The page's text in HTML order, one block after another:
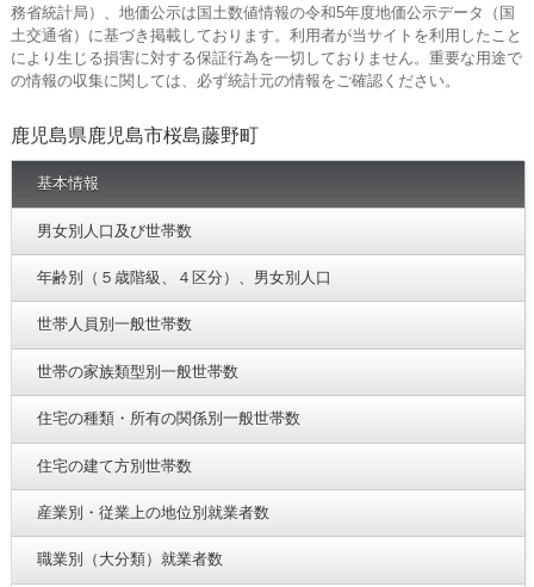
務省統計局）、地価公示は国土数値情報の令和5年度地価公示データ（国
土交通省）に基づき掲載しております。利用者が当サイトを利用したこと
により生じる損害に対する保証行為を一切しておりません。重要な用途で
の情報の収集に関しては、必ず統計元の情報をご確認ください。
鹿児島県鹿児島市桜島藤野町
基本情報
男女別人口及び世帯数
年齢別（５歳階級、４区分）、男女別人口
世帯人員別一般世帯数
世帯の家族類型別一般世帯数
住宅の種類・所有の関係別一般世帯数
住宅の建て方別世帯数
産業別・従業上の地位別就業者数
職業別（大分類）就業者数